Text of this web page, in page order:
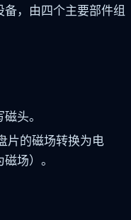
，由四个主要部件组
头。
片的磁场转换为电
场）。